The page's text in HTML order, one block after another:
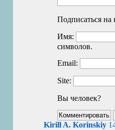
Подписаться на
Имя:
символов.
Email:
Site:
Вы человек?
Kirill A. Korinskiy